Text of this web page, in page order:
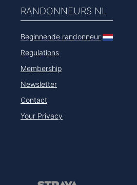
RANDONNEURS NL
Beginnende randonneur
Regulations
Membership
Newsletter
Contact
Your Privacy